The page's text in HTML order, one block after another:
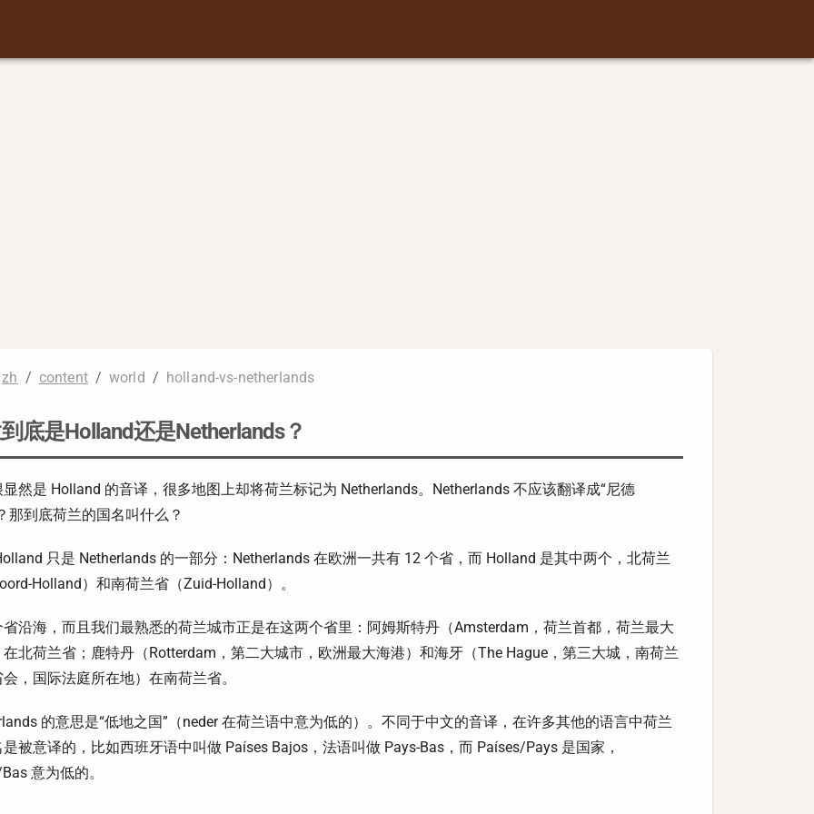
zh / content / world / holland-vs-netherlands
底是Holland还是Netherlands？
然是 Holland 的音译，很多地图上却将荷兰标记为 Netherlands。Netherlands 不应该翻译成“尼德
那到底荷兰的国名叫什么？
只是 Netherlands 的一部分：Netherlands 在欧洲一共有 12 个省，而 Holland 是其中两个，北荷兰
Holland）和南荷兰省（Zuid-Holland）。
沿海，而且我们最熟悉的荷兰城市正是在这两个省里：阿姆斯特丹（Amsterdam，荷兰首都，荷兰最大
北荷兰省；鹿特丹（Rotterdam，第二大城市，欧洲最大海港）和海牙（The Hague，第三大城，南荷兰
，国际法庭所在地）在南荷兰省。
的意思是“低地之国”（neder 在荷兰语中意为低的）。不同于中文的音译，在许多其他的语言中荷兰
被意译的，比如西班牙语中叫做 Países Bajos，法语叫做 Pays-Bas，而 Países/Pays 是国家，
意为低的。